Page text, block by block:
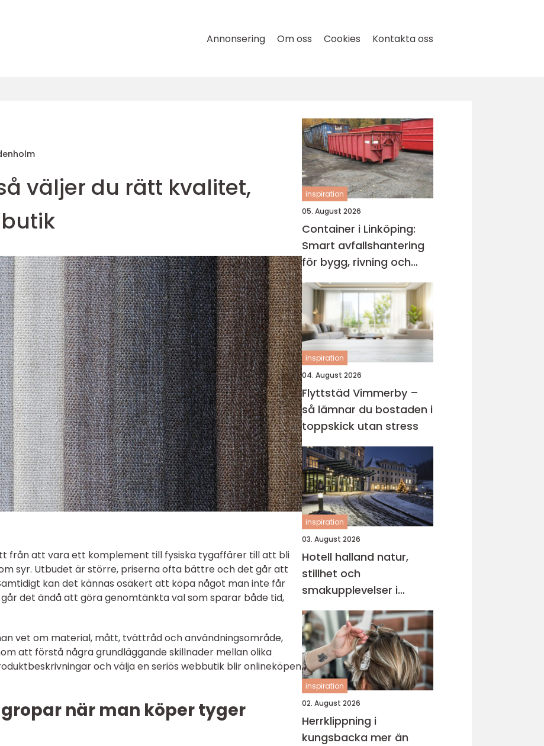
Annonsering Om oss Cookies Kontakta oss
väljer du rätt kvalitet,
från att vara ett komplement till fysiska tygaffärer till att bli
syr. Utbudet är större, priserna ofta bättre och det går att
kan det kännas osäkert att köpa något man inte får
det ändå att göra genomtänkta val som sparar både tid,
vet om material, mått, tvättråd och användningsområde,
att förstå några grundläggande skillnader mellan olika
och välja en seriös webbutik blir onlineköpen
när man köper tyger
inspiration
05. August 2026
Container i Linköping:
Smart avfallshantering
för bygg, rivning och
röjning
inspiration
04. August 2026
Flyttstäd Vimmerby –
så lämnar du bostaden i
toppskick utan stress
inspiration
03. August 2026
Hotell halland natur,
stillhet och
smakupplevelser i
hjärtat av västkusten
inspiration
02. August 2026
Herrklippning i
kungsbacka mer än